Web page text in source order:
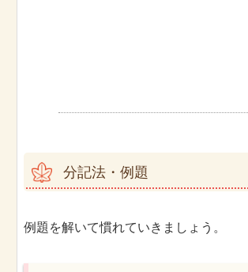
分記法・例題
例題を解いて慣れていきましょう。